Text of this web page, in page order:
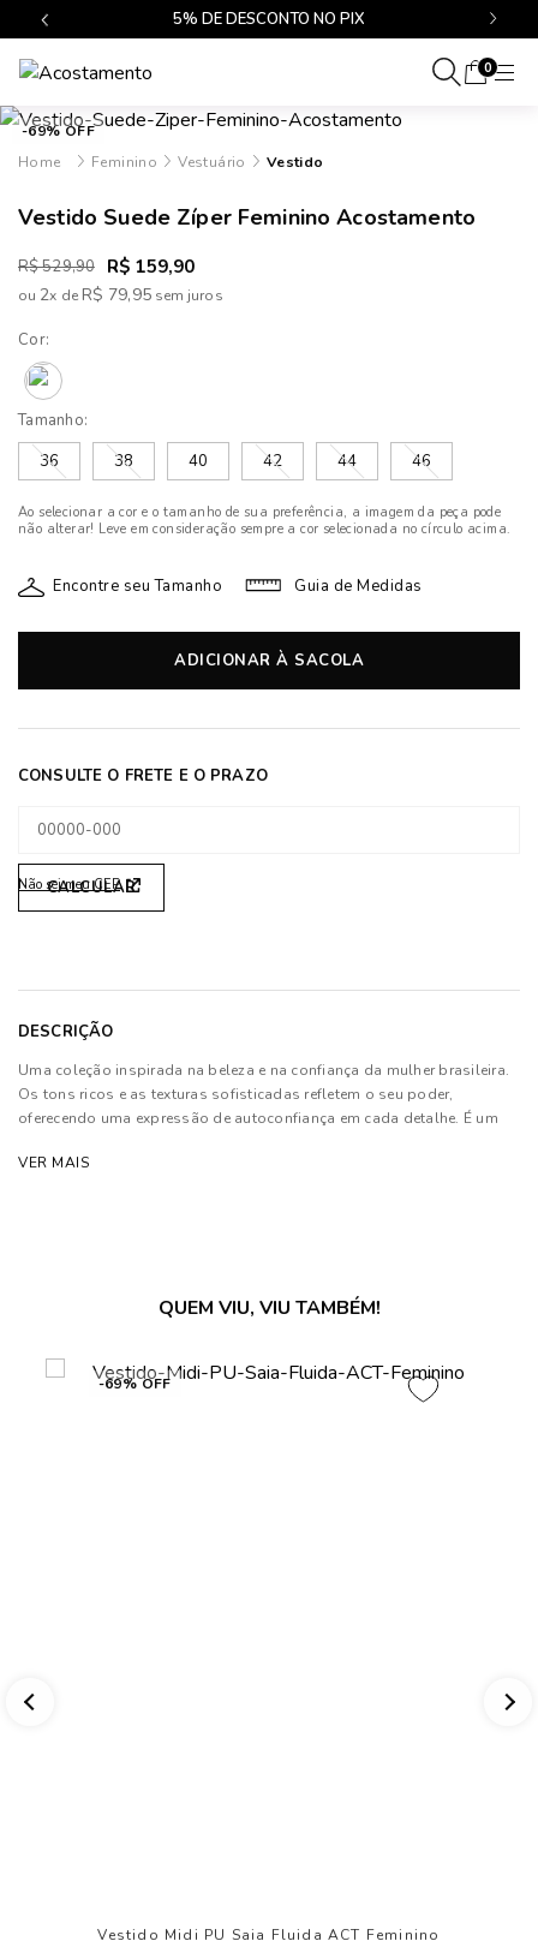
5% DE DESCONTO NO PIX
0
-69% OFF
Feminino
Vestuário Vestido
Vestido Suede Zíper Feminino Acostamento
R$ 529,90 R$ 159,90
ou 2x deR$ 79,95
Cor:
Tamanho:
36
38 40 42 44 46
Ao selecionar a cor e o tamanho de sua preferência, a imagem da peça pode
não alterar! Leve em consideração sempre a cor selecionada no círculo acima.
Encontre seu Tamanho Guia de Medidas
ADICIONAR À SACOLA
Não sei meu CEP
DESCRIÇÃO
Uma coleção inspirada na beleza e na confiança da mulher brasileira.
Os tons ricos e as texturas sofisticadas refletem o seu poder,
oferecendo uma expressão de autoconfiança em cada detalhe. É um
VER MAIS
QUEM VIU, VIU TAMBÉM!
-69% OFF
Vestido Midi PU Saia Fluida ACT Feminino